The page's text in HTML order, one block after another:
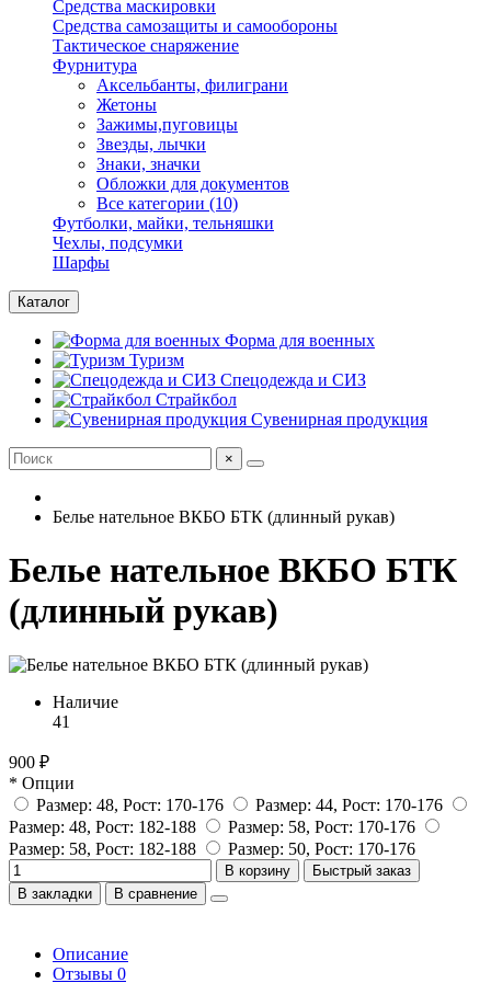
Средства маскировки
Средства самозащиты и самообороны
Тактическое снаряжение
Фурнитура
Аксельбанты, филиграни
Жетоны
Зажимы,пуговицы
Звезды, лычки
Знаки, значки
Обложки для документов
Все категории (10)
Футболки, майки, тельняшки
Чехлы, подсумки
Шарфы
Каталог
Форма для военных
Туризм
Спецодежда и СИЗ
Страйкбол
Сувенирная продукция
×
Белье нательное ВКБО БТК (длинный рукав)
Белье нательное ВКБО БТК
(длинный рукав)
Наличие
41
900 ₽
* Опции
Размер: 48, Рост: 170-176
Размер: 44, Рост: 170-176
Размер: 48, Рост: 182-188
Размер: 58, Рост: 170-176
Размер: 58, Рост: 182-188
Размер: 50, Рост: 170-176
В корзину
Быстрый заказ
В закладки
В сравнение
Описание
Отзывы 0